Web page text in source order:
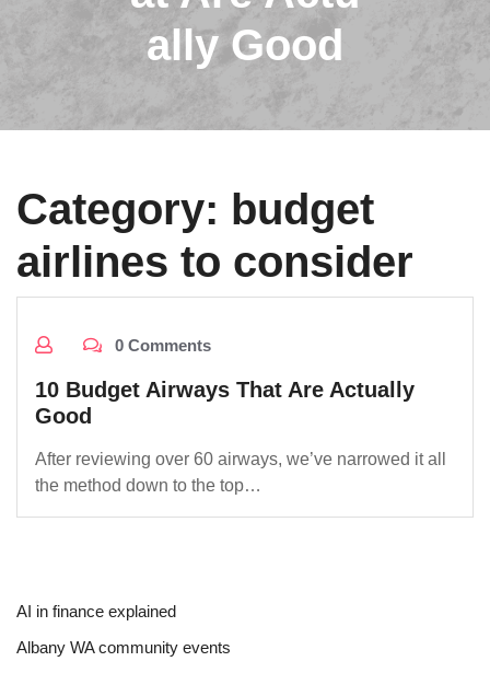
ally Good
Category: budget
airlines to consider
0 Comments
10 Budget Airways That Are Actually
Good
After reviewing over 60 airways, we’ve narrowed it all
the method down to the top…
AI in finance explained
Albany WA community events